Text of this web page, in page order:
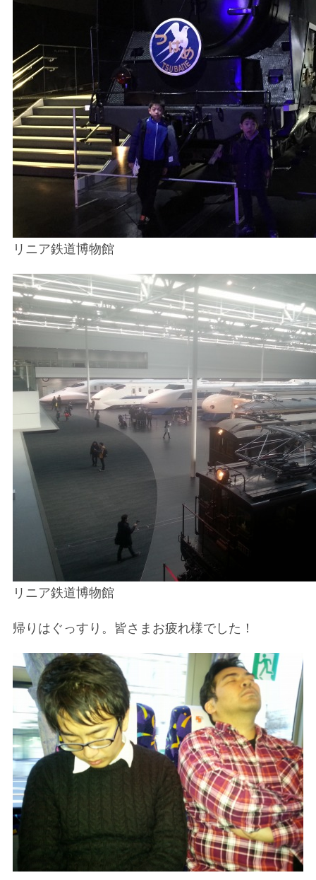
リニア鉄道博物館
リニア鉄道博物館
帰りはぐっすり。皆さまお疲れ様でした！